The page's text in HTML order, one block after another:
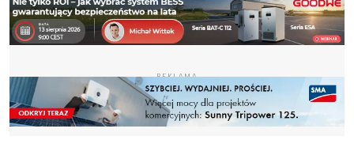
REKLAMA